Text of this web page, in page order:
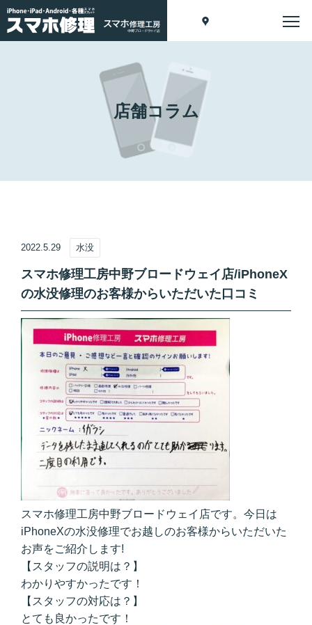
店舗コラム
2022.5.29 水没
スマホ修理工房中野ブロードウェイ店/iPhoneX
の水没修理のお客様からいただいた口コミ
スマホ修理工房中野ブロードウェイ店です。今日は
iPhoneXの水没修理でお越しのお客様からいただいた
お声をご紹介します!
【スタッフの説明は？】
わかりやすかったです！
【スタッフの対応は？】
とても良かったです！